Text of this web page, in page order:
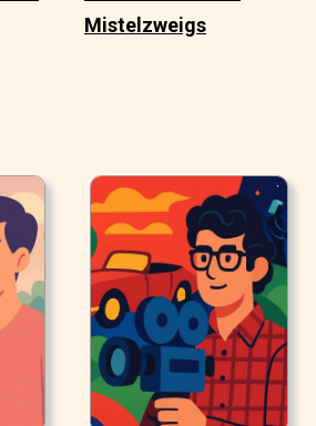
Mistelzweigs